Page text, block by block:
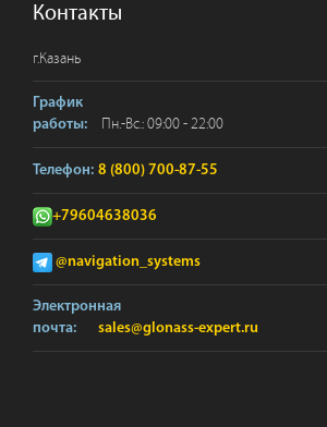
Контакты
г.Казань
График
работы:
Пн.-Вс.: 09:00 - 22:00
Телефон: 8 (800) 700-87-55
+79604638036
@navigation_systems
Электронная
почта:
sales@glonass-expert.ru